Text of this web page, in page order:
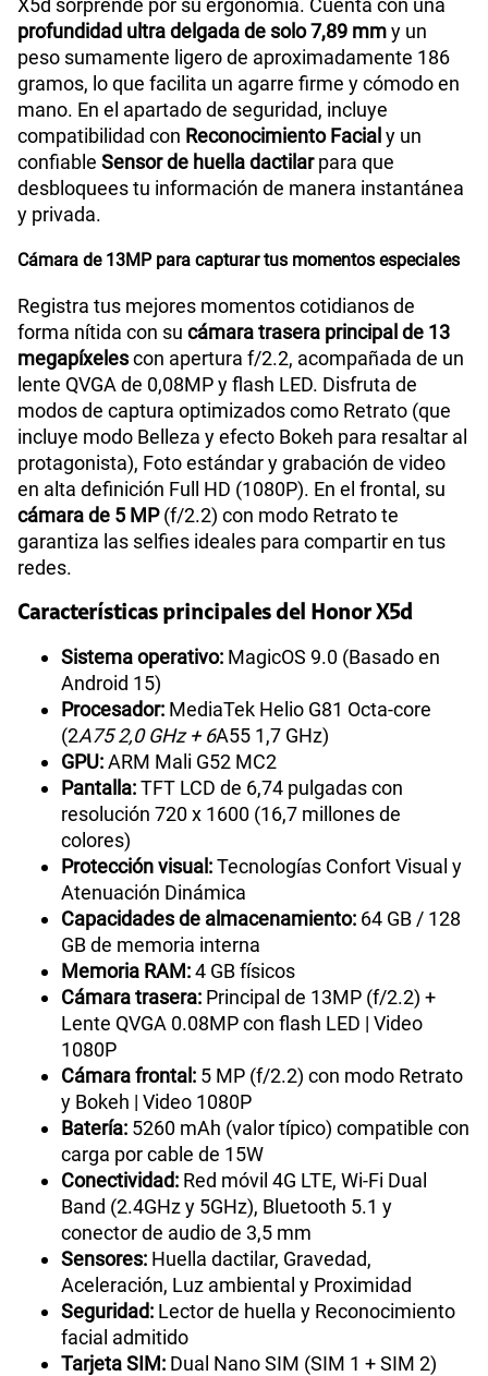
X5d sorprende por su ergonomía. Cuenta con una
profundidad ultra delgada de solo 7,89 mmy un
peso sumamente ligero de aproximadamente 186
gramos, lo que facilita un agarre firme y cómodo en
mano. En el apartado de seguridad, incluye
compatibilidad con Reconocimiento Facialy un
confiable Sensor de huella dactilarpara que
desbloquees tu información de manera instantánea
y privada.
Cámara de 13MP para capturar tus momentos especiales
Registra tus mejores momentos cotidianos de
forma nítida con su cámara trasera principal de 13
megapíxelescon apertura f/2.2, acompañada de un
lente QVGA de 0,08MP y flash LED. Disfruta de
modos de captura optimizados como Retrato (que
incluye modo Belleza y efecto Bokeh para resaltar al
protagonista), Foto estándar y grabación de video
en alta definición Full HD (1080P). En el frontal, su
cámara de 5 MP(f/2.2) con modo Retrato te
garantiza las selfies ideales para compartir en tus
redes.
Características principales del Honor X5d
Sistema operativo: MagicOS 9.0 (Basado en
Android 15)
Procesador: MediaTek Helio G81 Octa-core
(2A75 2,0 GHz + 6A55 1,7 GHz)
GPU:ARM Mali G52 MC2
Pantalla:TFT LCD de 6,74 pulgadas con
resolución 720 x 1600 (16,7 millones de
colores)
Protección visual:Tecnologías Confort Visual y
Atenuación Dinámica
Capacidades de almacenamiento: 64 GB / 128
GB de memoria interna
Memoria RAM:4 GB físicos
Cámara trasera: Principal de 13MP (f/2.2) +
Lente QVGA 0.08MP con flash LED | Video
1080P
Cámara frontal: 5 MP (f/2.2) con modo Retrato
y Bokeh | Video 1080P
Batería: 5260 mAh (valor típico) compatible con
carga por cable de 15W
Conectividad: Red móvil 4G LTE, Wi-Fi Dual
Band (2.4GHz y 5GHz), Bluetooth 5.1 y
conector de audio de 3,5 mm
Sensores: Huella dactilar, Gravedad,
Aceleración, Luz ambiental y Proximidad
Seguridad: Lector de huella y Reconocimiento
facial admitido
Tarjeta SIM: Dual Nano SIM (SIM 1 + SIM 2)